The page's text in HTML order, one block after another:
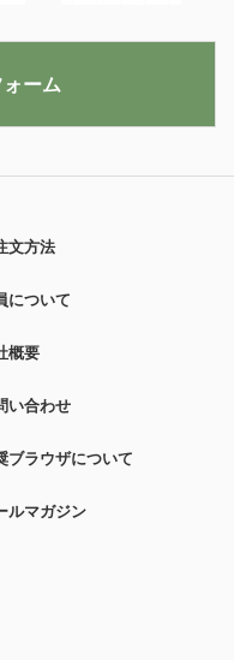
文方法
について
概要
い合わせ
ブラウザについて
ルマガジン
ーム